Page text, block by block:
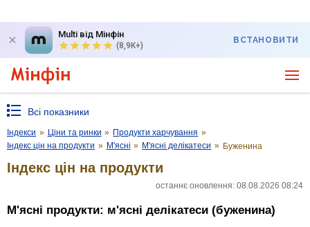
Multi від Мінфін
(8,9K+)
ВСТАНОВИТИ
Всі показники
Індекси » Ціни та ринки » Продукти харчування »
Індекс цін на продукти » М'ясні » М'ясні делікатеси » Буженина
Індекс цін на продукти
останнє оновлення: 08.08.2026 08:24
М'ясні продукти: м'ясні делікатеси (буженина)